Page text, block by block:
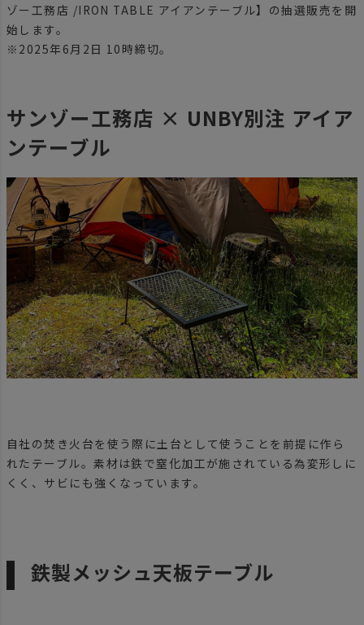
ゾー工務店 /IRON TABLE アイアンテーブル】の抽選販売を開
始します。
※2025年6月2日 10時締切。
サンゾー工務店 × UNBY別注 アイア
ンテーブル
自社の焚き火台を使う際に土台として使うことを前提に作ら
れたテーブル。素材は鉄で窒化加工が施されている為変形しに
くく、サビにも強くなっています。
鉄製メッシュ天板テーブル